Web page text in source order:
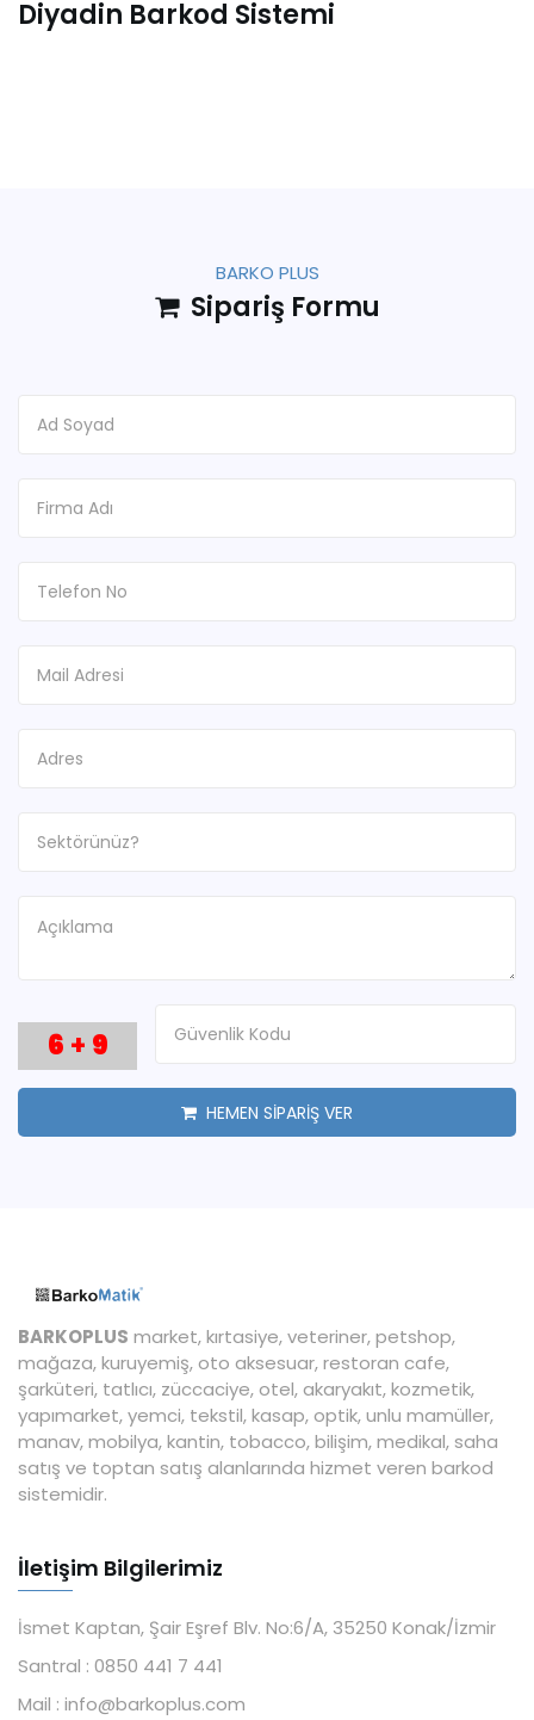
Diyadin Barkod Sistemi
BARKO PLUS
Sipariş Formu
6 + 9
HEMEN SİPARİŞ VER
BARKOPLUS market, kırtasiye, veteriner, petshop,
mağaza, kuruyemiş, oto aksesuar, restoran cafe,
şarküteri, tatlıcı, züccaciye, otel, akaryakıt, kozmetik,
yapımarket, yemci, tekstil, kasap, optik, unlu mamüller,
manav, mobilya, kantin, tobacco, bilişim, medikal, saha
satış ve toptan satış alanlarında hizmet veren barkod
sistemidir.
İletişim Bilgilerimiz
İsmet Kaptan, Şair Eşref Blv. No:6/A, 35250 Konak/İzmir
Santral : 0850 441 7 441
Mail : info@barkoplus.com